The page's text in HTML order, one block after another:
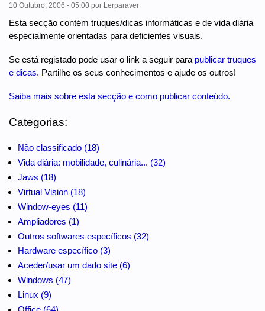
10 Outubro, 2006 - 05:00 por Lerparaver
Esta secção contém truques/dicas informáticas e de vida diária
especialmente orientadas para deficientes visuais.
Se está registado pode usar o link a seguir para publicar truques
e dicas. Partilhe os seus conhecimentos e ajude os outros!
Saiba mais sobre esta secção e como publicar conteúdo.
Categorias:
Não classificado (18)
Vida diária: mobilidade, culinária... (32)
Jaws (18)
Virtual Vision (18)
Window-eyes (11)
Ampliadores (1)
Outros softwares específicos (32)
Hardware específico (3)
Aceder/usar um dado site (6)
Windows (47)
Linux (9)